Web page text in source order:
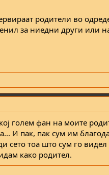
родители во
за ниедни други или на
голем фан на моите
И пак, пак сум им
сето тоа што сум го
како родител.